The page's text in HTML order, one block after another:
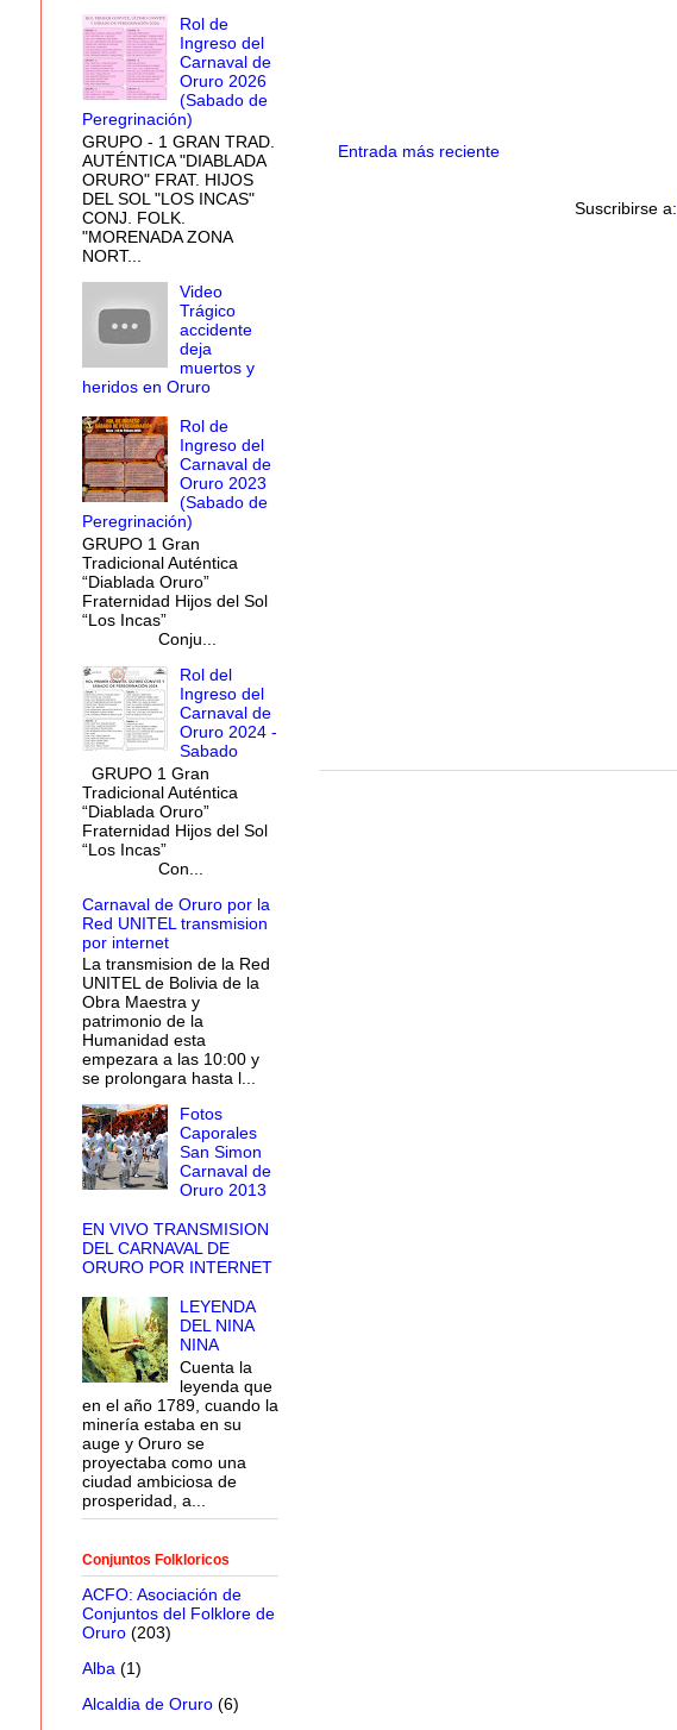
Entrada más reciente
Suscribirse a:
Rol de
Ingreso del
Carnaval de
Oruro 2026
(Sabado de
Peregrinación)
GRUPO - 1 GRAN TRAD.
AUTÉNTICA "DIABLADA
ORURO" FRAT. HIJOS
DEL SOL "LOS INCAS"
CONJ. FOLK.
"MORENADA ZONA
NORT...
Video
Trágico
accidente
deja
muertos y
heridos en Oruro
Rol de
Ingreso del
Carnaval de
Oruro 2023
(Sabado de
Peregrinación)
GRUPO 1 Gran
Tradicional Auténtica
“Diablada Oruro”
Fraternidad Hijos del Sol
“Los Incas”
Conju...
Rol del
Ingreso del
Carnaval de
Oruro 2024 -
Sabado
GRUPO 1 Gran
Tradicional Auténtica
“Diablada Oruro”
Fraternidad Hijos del Sol
“Los Incas”
Con...
Carnaval de Oruro por la
Red UNITEL transmision
por internet
La transmision de la Red
UNITEL de Bolivia de la
Obra Maestra y
patrimonio de la
Humanidad esta
empezara a las 10:00 y
se prolongara hasta l...
Fotos
Caporales
San Simon
Carnaval de
Oruro 2013
EN VIVO TRANSMISION
DEL CARNAVAL DE
ORURO POR INTERNET
LEYENDA
DEL NINA
NINA
Cuenta la
leyenda que
en el año 1789, cuando la
minería estaba en su
auge y Oruro se
proyectaba como una
ciudad ambiciosa de
prosperidad, a...
Conjuntos Folkloricos
ACFO: Asociación de
Conjuntos del Folklore de
Oruro (203)
Alba (1)
Alcaldia de Oruro (6)